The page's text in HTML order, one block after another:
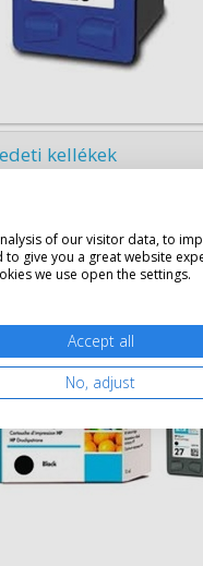
kellékek
HP 27 fekete patron
of our visitor data, to
give you a great website
we use open the settings.
Accept all
No, adjust